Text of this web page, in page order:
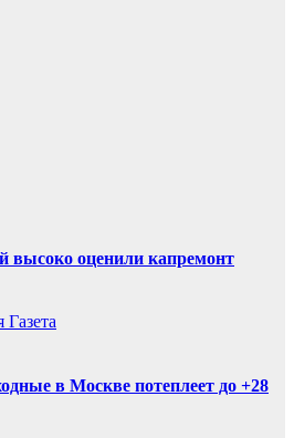
высоко оценили капремонт
Газета
в Москве потеплеет до +28